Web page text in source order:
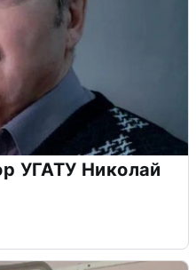
УГАТУ Николай